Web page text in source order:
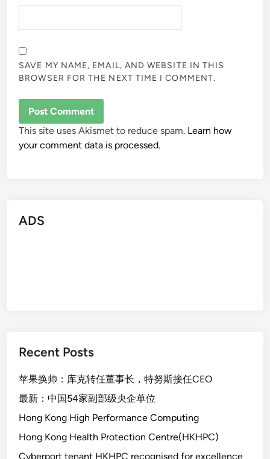
SAVE MY NAME, EMAIL, AND WEBSITE IN THIS
BROWSER FOR THE NEXT TIME I COMMENT.
This site uses Akismet to reduce spam. Learn how
your comment data is processed.
ADS
Recent Posts
苹果换帅：库克转任董事长，特努斯接任CEO
最新：中国54家副部级央企单位
Hong Kong High Performance Computing
Hong Kong Health Protection Centre(HKHPC)
Cyberport tenant HKHPC recognised for excellence